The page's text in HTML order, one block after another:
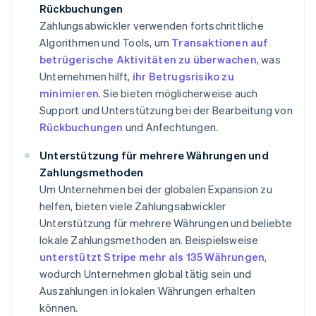
Rückbuchungen
Zahlungsabwickler verwenden fortschrittliche
Algorithmen und Tools, um Transaktionen auf
betrügerische Aktivitäten zu überwachen, was
Unternehmen hilft, ihr Betrugsrisiko zu
minimieren. Sie bieten möglicherweise auch
Support und Unterstützung bei der Bearbeitung von
Rückbuchungen und Anfechtungen.
Unterstützung für mehrere Währungen und
Zahlungsmethoden
Um Unternehmen bei der globalen Expansion zu
helfen, bieten viele Zahlungsabwickler
Unterstützung für mehrere Währungen und beliebte
lokale Zahlungsmethoden an. Beispielsweise
unterstützt Stripe mehr als 135 Währungen,
wodurch Unternehmen global tätig sein und
Auszahlungen in lokalen Währungen erhalten
können.